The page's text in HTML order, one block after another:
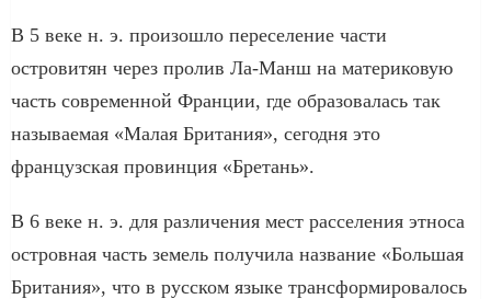
В 5 веке н. э. произошло переселение части
островитян через пролив Ла-Манш на материковую
часть современной Франции, где образовалась так
называемая «Малая Британия», сегодня это
французская провинция «Бретань».
В 6 веке н. э. для различения мест расселения этноса
островная часть земель получила название «Большая
Британия», что в русском языке трансформировалось